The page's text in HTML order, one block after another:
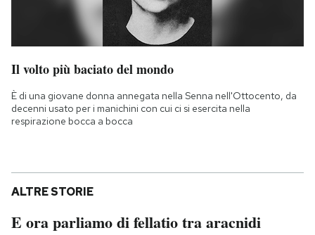
Il volto più baciato del mondo
È di una giovane donna annegata nella Senna nell'Ottocento, da
decenni usato per i manichini con cui ci si esercita nella
respirazione bocca a bocca
ALTRE STORIE
E ora parliamo di fellatio tra aracnidi